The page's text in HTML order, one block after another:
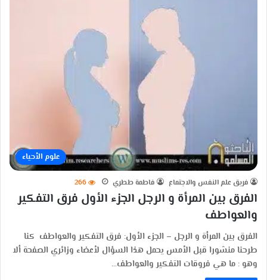
علوم الأحياء
فريق علم النفس والاجتماع فاطمة ططري 266
الفرق بين المرأة و الرجل الجزء الأول فرق التفكير
والعواطف
الفرق بين المرأة و الرجل – الجزء الأول: فرق التفكير والعواطف كنا
طرحنا منشورا قبل الأمس يحمل هذا السؤال لأعضاء وزائري الصفحة ألا
وهو : ما هي فروقات التفكير والعواطف…